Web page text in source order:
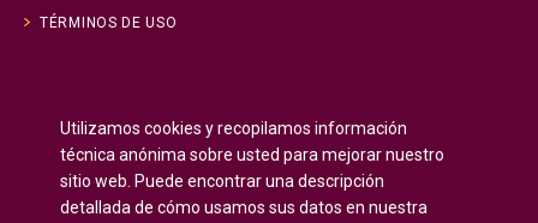
TÉRMINOS DE USO
Русский
Ruso)
Español
Français(Francés)
Utilizamos cookies y recopilamos información
técnica anónima sobre usted para mejorar nuestro
sitio web. Puede encontrar una descripción
detallada de cómo usamos sus datos en nuestra